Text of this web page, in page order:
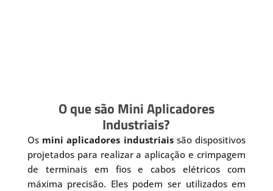
O que são Mini Aplicadores
Industriais?
Os mini aplicadores industriaissão dispositivos
projetados para realizar a aplicação e crimpagem
de terminais em fios e cabos elétricos com
máxima precisão. Eles podem ser utilizados em